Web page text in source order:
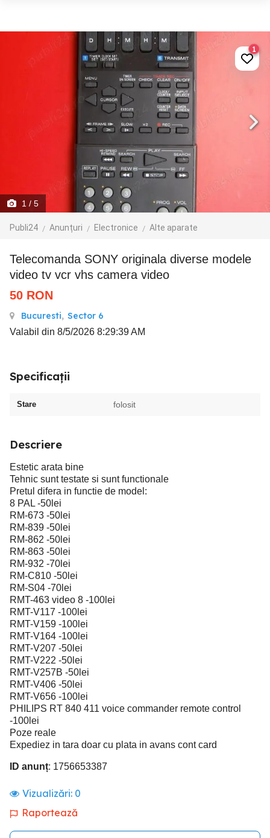
1 / 5
Publi24 Anunțuri Electronice Alte aparate
1
Telecomanda SONY originala diverse modele
video tv vcr vhs camera video
50 RON
Bucuresti, Sector 6
Valabil din 8/5/2026 8:29:39 AM
Specificații
Stare folosit
Descriere
Estetic arata bine
Tehnic sunt testate si sunt functionale
Pretul difera in functie de model:
8 PAL -50lei
RM-673 -50lei
RM-839 -50lei
RM-862 -50lei
RM-863 -50lei
RM-932 -70lei
RM-C810 -50lei
RM-S04 -70lei
RMT-463 video 8 -100lei
RMT-V117 -100lei
RMT-V159 -100lei
RMT-V164 -100lei
RMT-V207 -50lei
RMT-V222 -50lei
RMT-V257B -50lei
RMT-V406 -50lei
RMT-V656 -100lei
PHILIPS RT 840 411 voice commander remote control
-100lei
Poze reale
Expediez in tara doar cu plata in avans cont card
ID anunț: 1756653387
Vizualizări: 0
Raportează